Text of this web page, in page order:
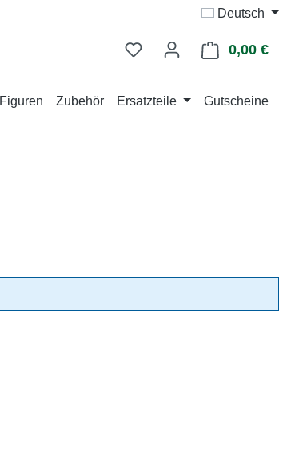
Deutsch
0,00 €
Figuren Zubehör Ersatzteile Gutscheine